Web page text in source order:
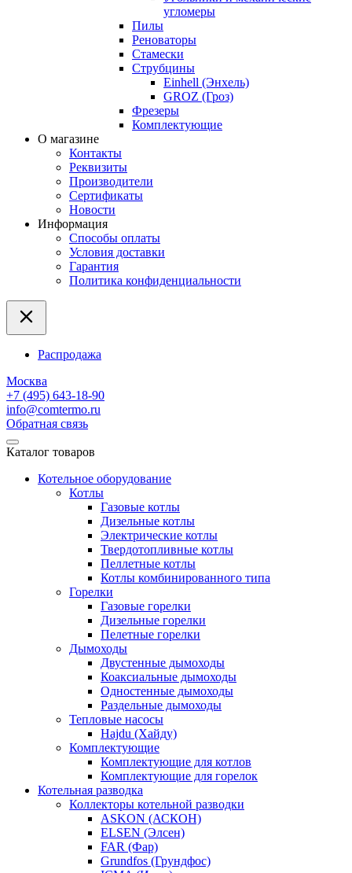
угломеры
Пилы
Реноваторы
Стамески
Струбцины
Einhell (Энхель)
GROZ (Гроз)
Фрезеры
Комплектующие
О магазине
Контакты
Реквизиты
Производители
Сертификаты
Новости
Информация
Способы оплаты
Условия доставки
Гарантия
Политика конфиденциальности
Распродажа
Москва
+7 (495) 643-18-90
info@comtermo.ru
Обратная связь
Каталог товаров
Котельное оборудование
Котлы
Газовые котлы
Дизельные котлы
Электрические котлы
Твердотопливные котлы
Пеллетные котлы
Котлы комбинированного типа
Горелки
Газовые горелки
Дизельные горелки
Пелетные горелки
Дымоходы
Двустенные дымоходы
Коаксиальные дымоходы
Одностенные дымоходы
Раздельные дымоходы
Тепловые насосы
Hajdu (Хайду)
Комплектующие
Комплектующие для котлов
Комплектующие для горелок
Котельная разводка
Коллекторы котельной разводки
ASKON (АСКОН)
ELSEN (Элсен)
FAR (Фар)
Grundfos (Грундфос)